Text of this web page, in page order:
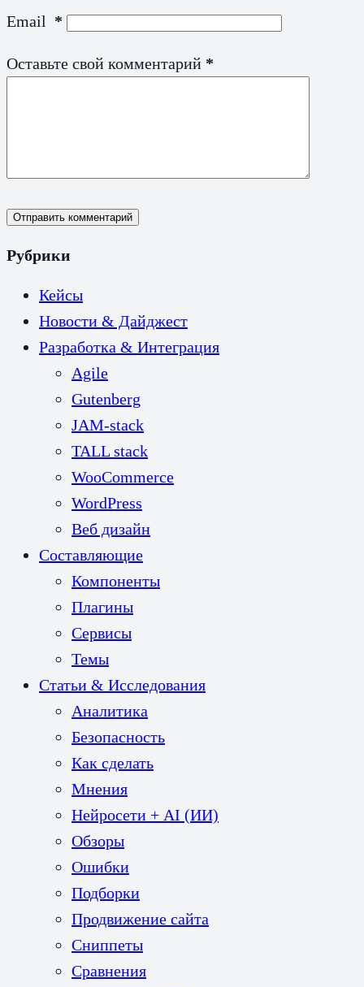
Email *
Оставьте свой комментарий *
Отправить комментарий
Рубрики
Кейсы
Новости & Дайджест
Разработка & Интеграция
Agile
Gutenberg
JAM-stack
TALL stack
WooCommerce
WordPress
Веб дизайн
Составляющие
Компоненты
Плагины
Сервисы
Темы
Статьи & Исследования
Аналитика
Безопасность
Как сделать
Мнения
Нейросети + AI (ИИ)
Обзоры
Ошибки
Подборки
Продвижение сайта
Сниппеты
Сравнения